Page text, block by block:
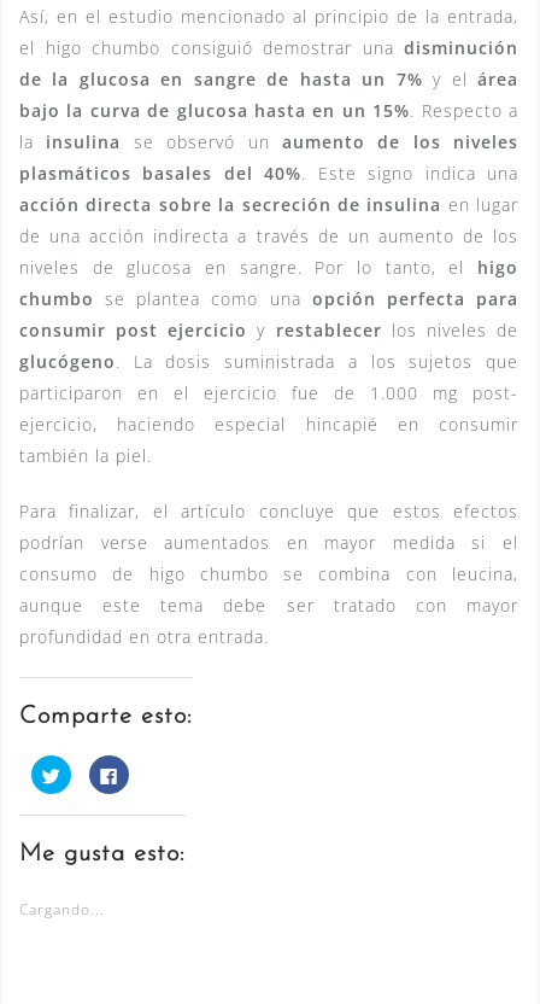
Así, en el estudio mencionado al principio de la entrada,
el higo chumbo consiguió demostrar una disminución
de la glucosa en sangre de hasta un 7% y elárea
bajo la curva de glucosa hasta en un 15%. Respecto a
la insulina se observó un aumento de los niveles
plasmáticos basales del 40%. Este signo indica una
acción directa sobre la secreción de insulina en lugar
de una acción indirecta a través de un aumento de los
niveles de glucosa en sangre. Por lo tanto, el higo
chumbo se plantea como una opción perfecta para
consumir post ejercicio y restablecer los niveles de
glucógeno. La dosis suministrada a los sujetos que
participaron en el ejercicio fue de 1.000 mg post-
ejercicio, haciendo especial hincapié en consumir
también la piel.
Para finalizar, el artículo concluye que estos efectos
podrían verse aumentados en mayor medida si el
consumo de higo chumbo se combina con leucina,
aunque este tema debe ser tratado con mayor
profundidad en otra entrada.
Comparte esto:
H
a
c
c
p
a
H
a
c
c
Me gusta esto:
Cargando...